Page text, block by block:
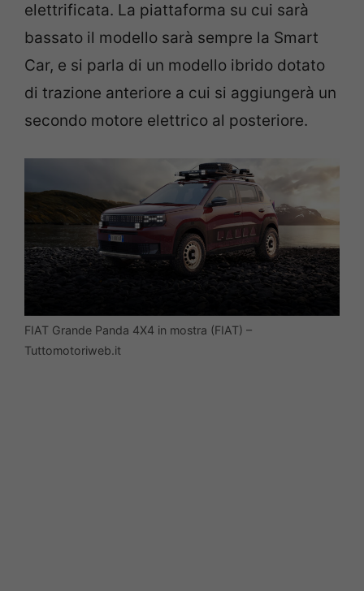
elettrificata. La piattaforma su cui sarà
bassato il modello sarà sempre la Smart
Car, e si parla di un modello ibrido dotato
di trazione anteriore a cui si aggiungerà un
secondo motore elettrico al posteriore.
FIAT Grande Panda 4X4 in mostra (FIAT) –
Tuttomotoriweb.it